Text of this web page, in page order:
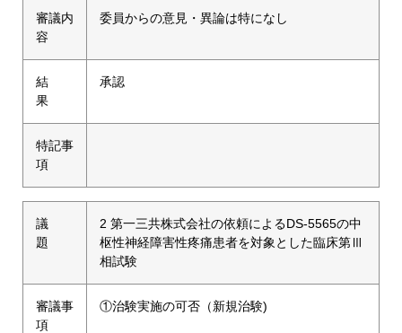
審議内
容
委員からの意見・異論は特になし
結
果
承認
特記事
項
議
題
2 第一三共株式会社の依頼によるDS-5565の中
枢性神経障害性疼痛患者を対象とした臨床第Ⅲ
相試験
審議事
項
①治験実施の可否（新規治験)